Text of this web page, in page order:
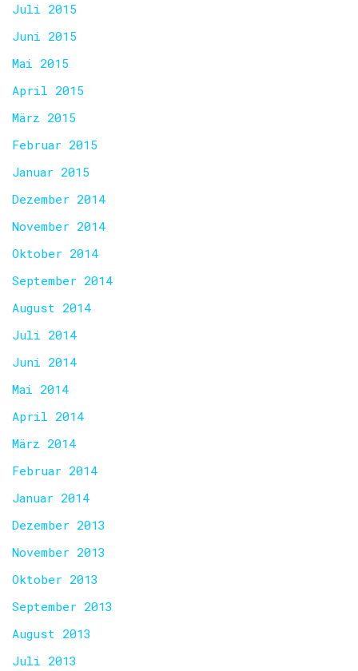
Juli 2015
Juni 2015
Mai 2015
April 2015
März 2015
Februar 2015
Januar 2015
Dezember 2014
November 2014
Oktober 2014
September 2014
August 2014
Juli 2014
Juni 2014
Mai 2014
April 2014
März 2014
Februar 2014
Januar 2014
Dezember 2013
November 2013
Oktober 2013
September 2013
August 2013
Juli 2013